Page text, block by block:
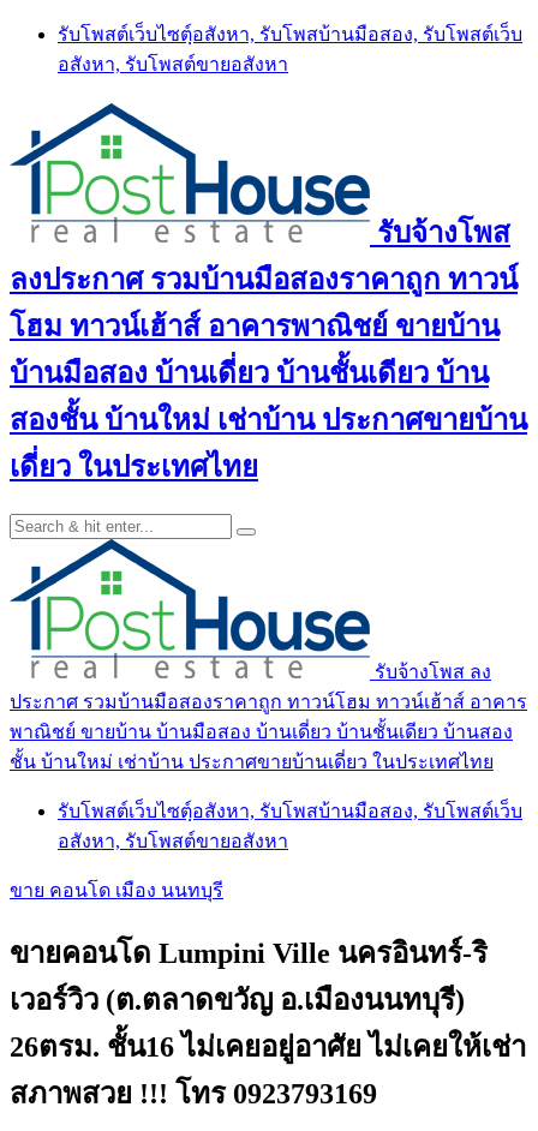
Skip
content
รับโพสต์เว็บไซตฺ์อสังหา, รับโพสบ้านมือสอง, รับโพสต์เว็บ
อสังหา, รับโพสต์ขายอสังหา
รับจ้างโพส
ลงประกาศ รวมบ้านมือสองราคาถูก ทาวน์
โฮม ทาวน์เฮ้าส์ อาคารพาณิชย์ ขายบ้าน
บ้านมือสอง บ้านเดี่ยว บ้านชั้นเดียว บ้าน
สองชั้น บ้านใหม่ เช่าบ้าน ประกาศขายบ้าน
เดี่ยว ในประเทศไทย
รับจ้างโพส ลง
ประกาศ รวมบ้านมือสองราคาถูก ทาวน์โฮม ทาวน์เฮ้าส์ อาคาร
พาณิชย์ ขายบ้าน บ้านมือสอง บ้านเดี่ยว บ้านชั้นเดียว บ้านสอง
ชั้น บ้านใหม่ เช่าบ้าน ประกาศขายบ้านเดี่ยว ในประเทศไทย
รับโพสต์เว็บไซตฺ์อสังหา, รับโพสบ้านมือสอง, รับโพสต์เว็บ
อสังหา, รับโพสต์ขายอสังหา
ขาย คอนโด เมือง นนทบุรี
ขายคอนโด Lumpini Ville นครอินทร์-ริ
เวอร์วิว (ต.ตลาดขวัญ อ.เมืองนนทบุรี)
26ตรม. ชั้น16 ไม่เคยอยู่อาศัย ไม่เคยให้เช่า
สภาพสวย !!! โทร 0923793169